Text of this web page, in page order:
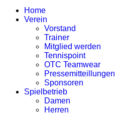
Home
Verein
Vorstand
Trainer
Mitglied werden
Tennispoint
OTC Teamwear
Pressemitteillungen
Sponsoren
Spielbetrieb
Damen
Herren